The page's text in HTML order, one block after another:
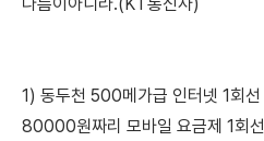
1) 동두천 500메가급 인터넷 1회선
80000원짜리 모바일 요금제 1회